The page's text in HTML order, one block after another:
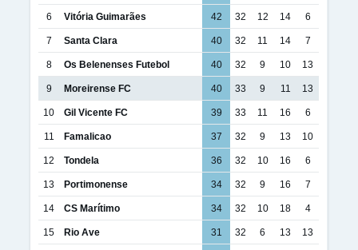
6 Vitória Guimarães 42 32 12 14 6
7 Santa Clara 40 32 11 14 7
8 Os Belenenses Futebol 40 32 9 10 13
9 Moreirense FC 40 33 9 11 13
10 Gil Vicente FC 39 33 11 16 6
11 Famalicao 37 32 9 13 10
12 Tondela 36 32 10 16 6
13 Portimonense 34 32 9 16 7
14 CS Marítimo 34 32 10 18 4
15 Rio Ave 31 32 6 13 13